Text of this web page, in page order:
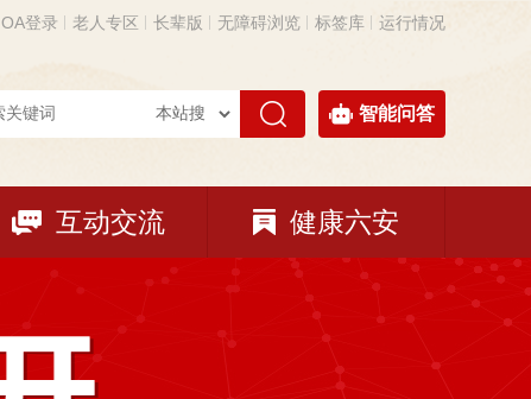
OA登录 老人专区 长辈版 无障碍浏览 标签库 运行情况
智能问答
互动交流 健康六安